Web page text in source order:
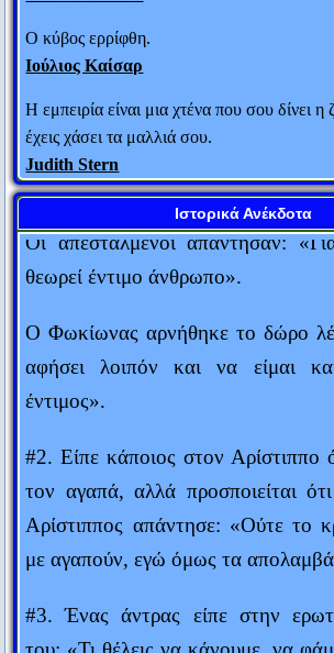
Ο κύβος ερρίφθη.
Ιούλιος Καίσαρ
Η εμπειρία είναι μια χτένα που σου δίνει
έχεις χάσει τα μαλλιά σου.
Judith Stern
Πενία τέχνας κατεργάζεται.
Θεόκριτος
Αυτός που μιλάει δεν ξέρει. Αυτός που
Δύο πράγματα είναι αιώνια: Το σύμπαν και
ανθρώπων... Αν και για το σύμπαν, έχω
αμφιβάλλω...
Ο κόσμος είναι ένα βιβλίο. Όσοι δεν
μόνο μια σελίδα του.
Αγ. Αυγουστίνος
Σημασία δεν έχει τι λες, αλλά πως το λες.
Ο μόνος άνθρωπος που δεν κάνει λάθη
Ιστορικά Ανέκδοτα
Ο Μ. Αλέξανδρος έστειλε στο
τάλαντα. Ο Αθηναίος
ανθρώπους που του έφεραν το
“Γιατί ο Αλέξανδρος διάλεξε εμένα
Αθηναίους για να μου χαρίσει 100
Οι απεσταλμένοι απάντησαν:
θεωρεί έντιμο άνθρωπο».
Ο Φωκίωνας αρνήθηκε το δώρο
αφήσει λοιπόν και να είμαι
έντιμος».
#2. Είπε κάποιος στον Αρίστιππο
τον αγαπά, αλλά προσποιείται
Αρίστιππος απάντησε: «Ούτε το
με αγαπούν, εγώ όμως τα
#3. Ένας άντρας είπε στην
του: «Τι θέλεις να κάνουμε, να